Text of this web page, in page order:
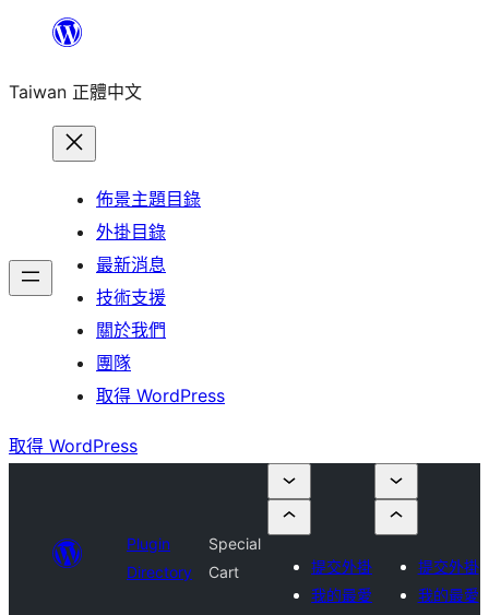
主
Taiwan 正體中文
佈景主題目錄
外掛目錄
最新消息
技術支援
關於我們
團隊
取得 WordPress
取得 WordPress
Plugin
Directory
Special
Cart
提交外掛
我的最愛
提交外掛
我的最愛